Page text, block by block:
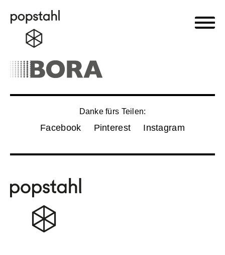
Zum
Inhalt
Popstahl
Danke fürs Teilen:
Facebook Pinterest Instagram